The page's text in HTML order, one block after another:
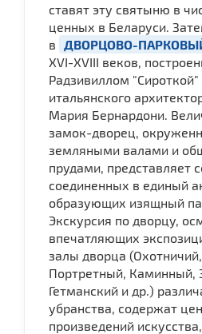
ставят эту святыню в
ценных в Беларуси.
в
ДВОРЦОВО-
XVI-XVIII веков,
Радзивиллом "Сироткой"
итальянского
Мария Бернардони.
замок-дворец,
земляными валами и
прудами, представляет
соединенных в единый
образующих изящный
Экскурсия по дворцу,
впечатляющих
залы дворца
Портретный, Каминный,
Гетманский и др.)
убранства, содержат
произведений